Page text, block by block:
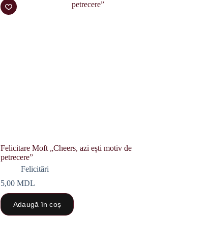
Felicitare Moft „Cheers, azi ești motiv de
petrecere”
Felicitări
5,00 MDL
Adaugă în coș